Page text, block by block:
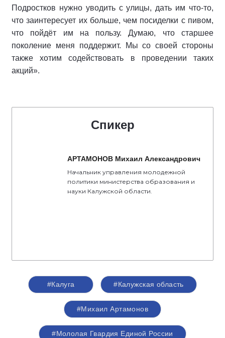
Подростков нужно уводить с улицы, дать им что-то,
что заинтересует их больше, чем посиделки с пивом,
что пойдёт им на пользу. Думаю, что старшее
поколение меня поддержит. Мы со своей стороны
также хотим содействовать в проведении таких
акций».
Спикер
АРТАМОНОВ Михаил Александрович
Начальник управления молодежной
политики министерства образования и
науки Калужской области.
#Калуга #Калужская область
#Михаил Артамонов
#Мололая Гвардия Единой России